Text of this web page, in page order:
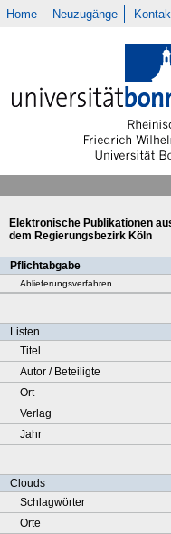
Home Neuzugänge
Elektronische Publikationen
dem Regierungsbezirk Köln
Pflichtabgabe
Ablieferungsverfahren
Listen
Titel
Autor / Beteiligte
Ort
Verlag
Jahr
Clouds
Schlagwörter
Orte